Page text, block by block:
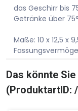
das Geschirr bis
Getränke über
Maße: 10 x 12,5 x
Das könnte
(ProduktartID: